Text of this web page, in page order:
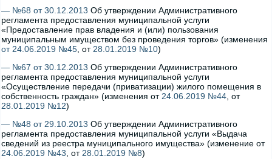
— №68 от 30.12.2013 Об утверждении Административного
регламента предоставления муниципальной услуги
«Предоставление прав владения и (или) пользования
муниципальным имуществом без проведения торгов» (изменения
от 24.06.2019 №45 , от 28.01.2019 №10)
— №67 от 30.12.2013 Об утверждении Административного
регламента предоставления муниципальной услуги
«Осуществление передачи (приватизации) жилого помещения в
собственность граждан» (изменения от 24.06.2019 №44 , от
28.01.2019 №12)
— №48 от 29.10.2013 Об утверждении Административного
регламента предоставления муниципальной услуги «Выдача
сведений из реестра муниципального имущества» (изменение от
24.06.2019 №43 , от 28.01.2019 №8)